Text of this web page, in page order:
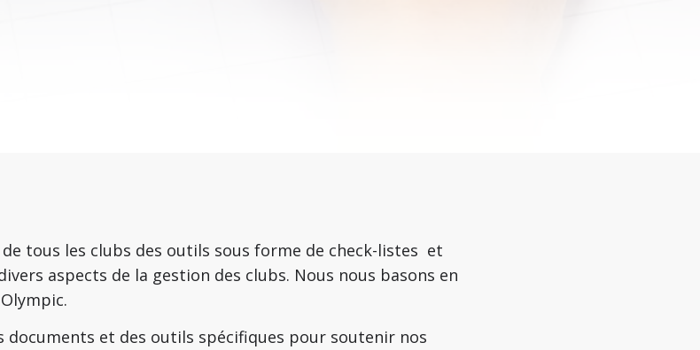
tous les clubs des outils sous forme de check-listes et
aspects de la gestion des clubs. Nous nous basons en
documents et des outils spécifiques pour soutenir nos